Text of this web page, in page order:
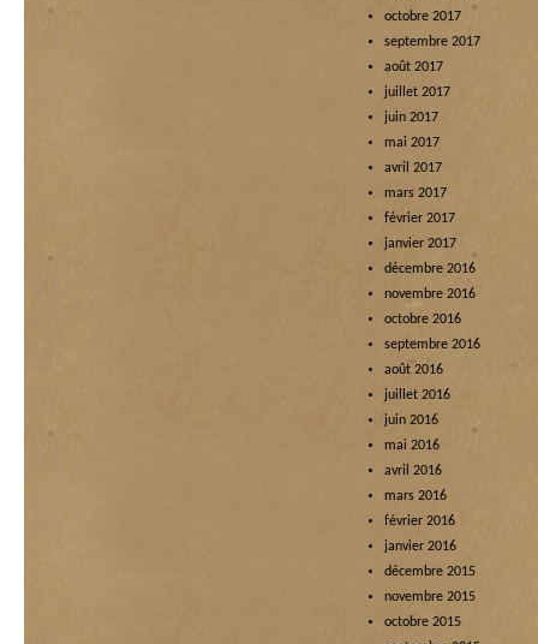
octobre 2017
septembre 2017
août 2017
juillet 2017
juin 2017
mai 2017
avril 2017
mars 2017
février 2017
janvier 2017
décembre 2016
novembre 2016
octobre 2016
septembre 2016
août 2016
juillet 2016
juin 2016
mai 2016
avril 2016
mars 2016
février 2016
janvier 2016
décembre 2015
novembre 2015
octobre 2015